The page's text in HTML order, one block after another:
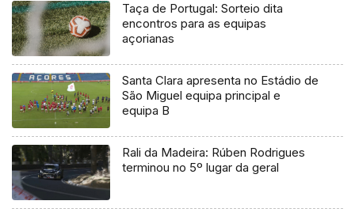
Taça de Portugal: Sorteio dita
encontros para as equipas
açorianas
Santa Clara apresenta no Estádio de
São Miguel equipa principal e
equipa B
Rali da Madeira: Rúben Rodrigues
terminou no 5º lugar da geral